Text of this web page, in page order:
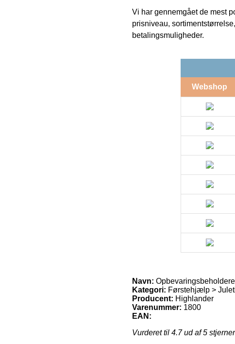
Vi har gennemgået de mest
prisniveau,
betalingsmuligheder.
Webshop
Navn: Opbevaringsbeholdere
Kategori: Førstehjælp >
Producent: Highlander
Varenummer: 1800
EAN:
Vurderet til 4.7ud af 5